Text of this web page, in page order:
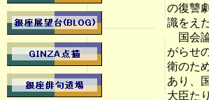
の復讐
識をえ
国会
がらせ
衛のた
あり、
大臣た